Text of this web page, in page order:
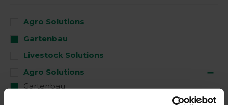
Agro Solutions
Gartenbau
Livestock Solutions
Agro Solutions
Gartenbau